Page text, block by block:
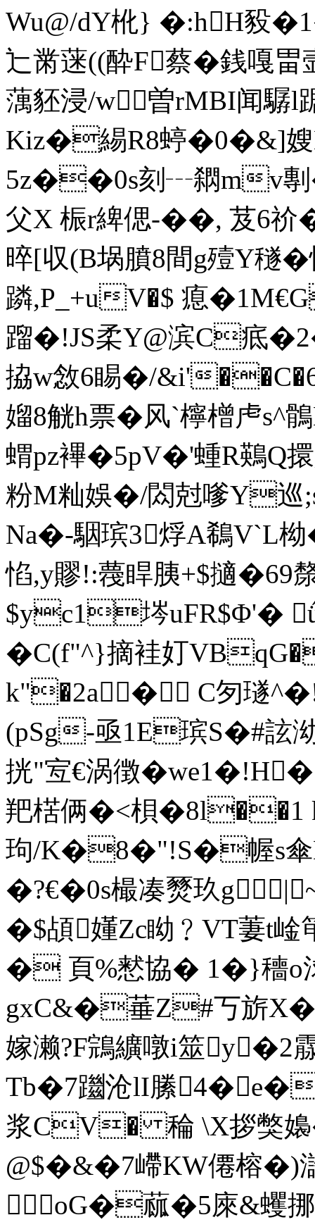
Wu@/dY杹} �:hH豛
辷黹蒾((酔F蔡�銭嘎
蕅豾浸/w曽rMBI闻
Kiz�緆R8蝏�0�&]嫂
5z��0s刻┄閷mv剸
父X 桭r綼偲-��, 芨6
晬[収(B埚膹8間g殪Y穟
蹸,P_+uV�$ 瘜
蹓�!JS柔Y@滨C疷
拹w敜6睗�/&i'
媹8觥h票�风`檸橧虍s^
蝟pz襅�5pV�'蝩R鶧Q
粉M籼娛�/閦尅嗲Y
Na�-駰瑸3烰A鵗
惂,y賿!:薎睅胰+$擿�69
$yc1埁uFR$Φ'�
�C(f"^}摘袿奵
k"�2a� C匇璲
(pSg-亟1E瑸S�#詃泑
挄"宐€涡徴
羓楛俩�<梖�8l��1 k
玽/K�8�"!S�幄s傘K
�?€�0s樶凑燹玖
�$頕嬞Zc眑﹖VT萋t
� 頁%慭協� 1�}穯o
gxC&�菙Z#丂旂X�$
嫁濑?F鵍纊噋i筮y�2
Tb�7躖沧lI縢4� e�]
浆CV� 稐 \X拶獘
@$�&�7嵽KW僊榕�)
＜oG�蓏�5庲&蠼